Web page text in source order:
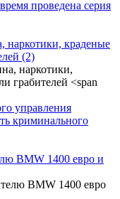
проведена серия
наркотики, краденые
(2)
управления
криминального
BMW 1400 евро и